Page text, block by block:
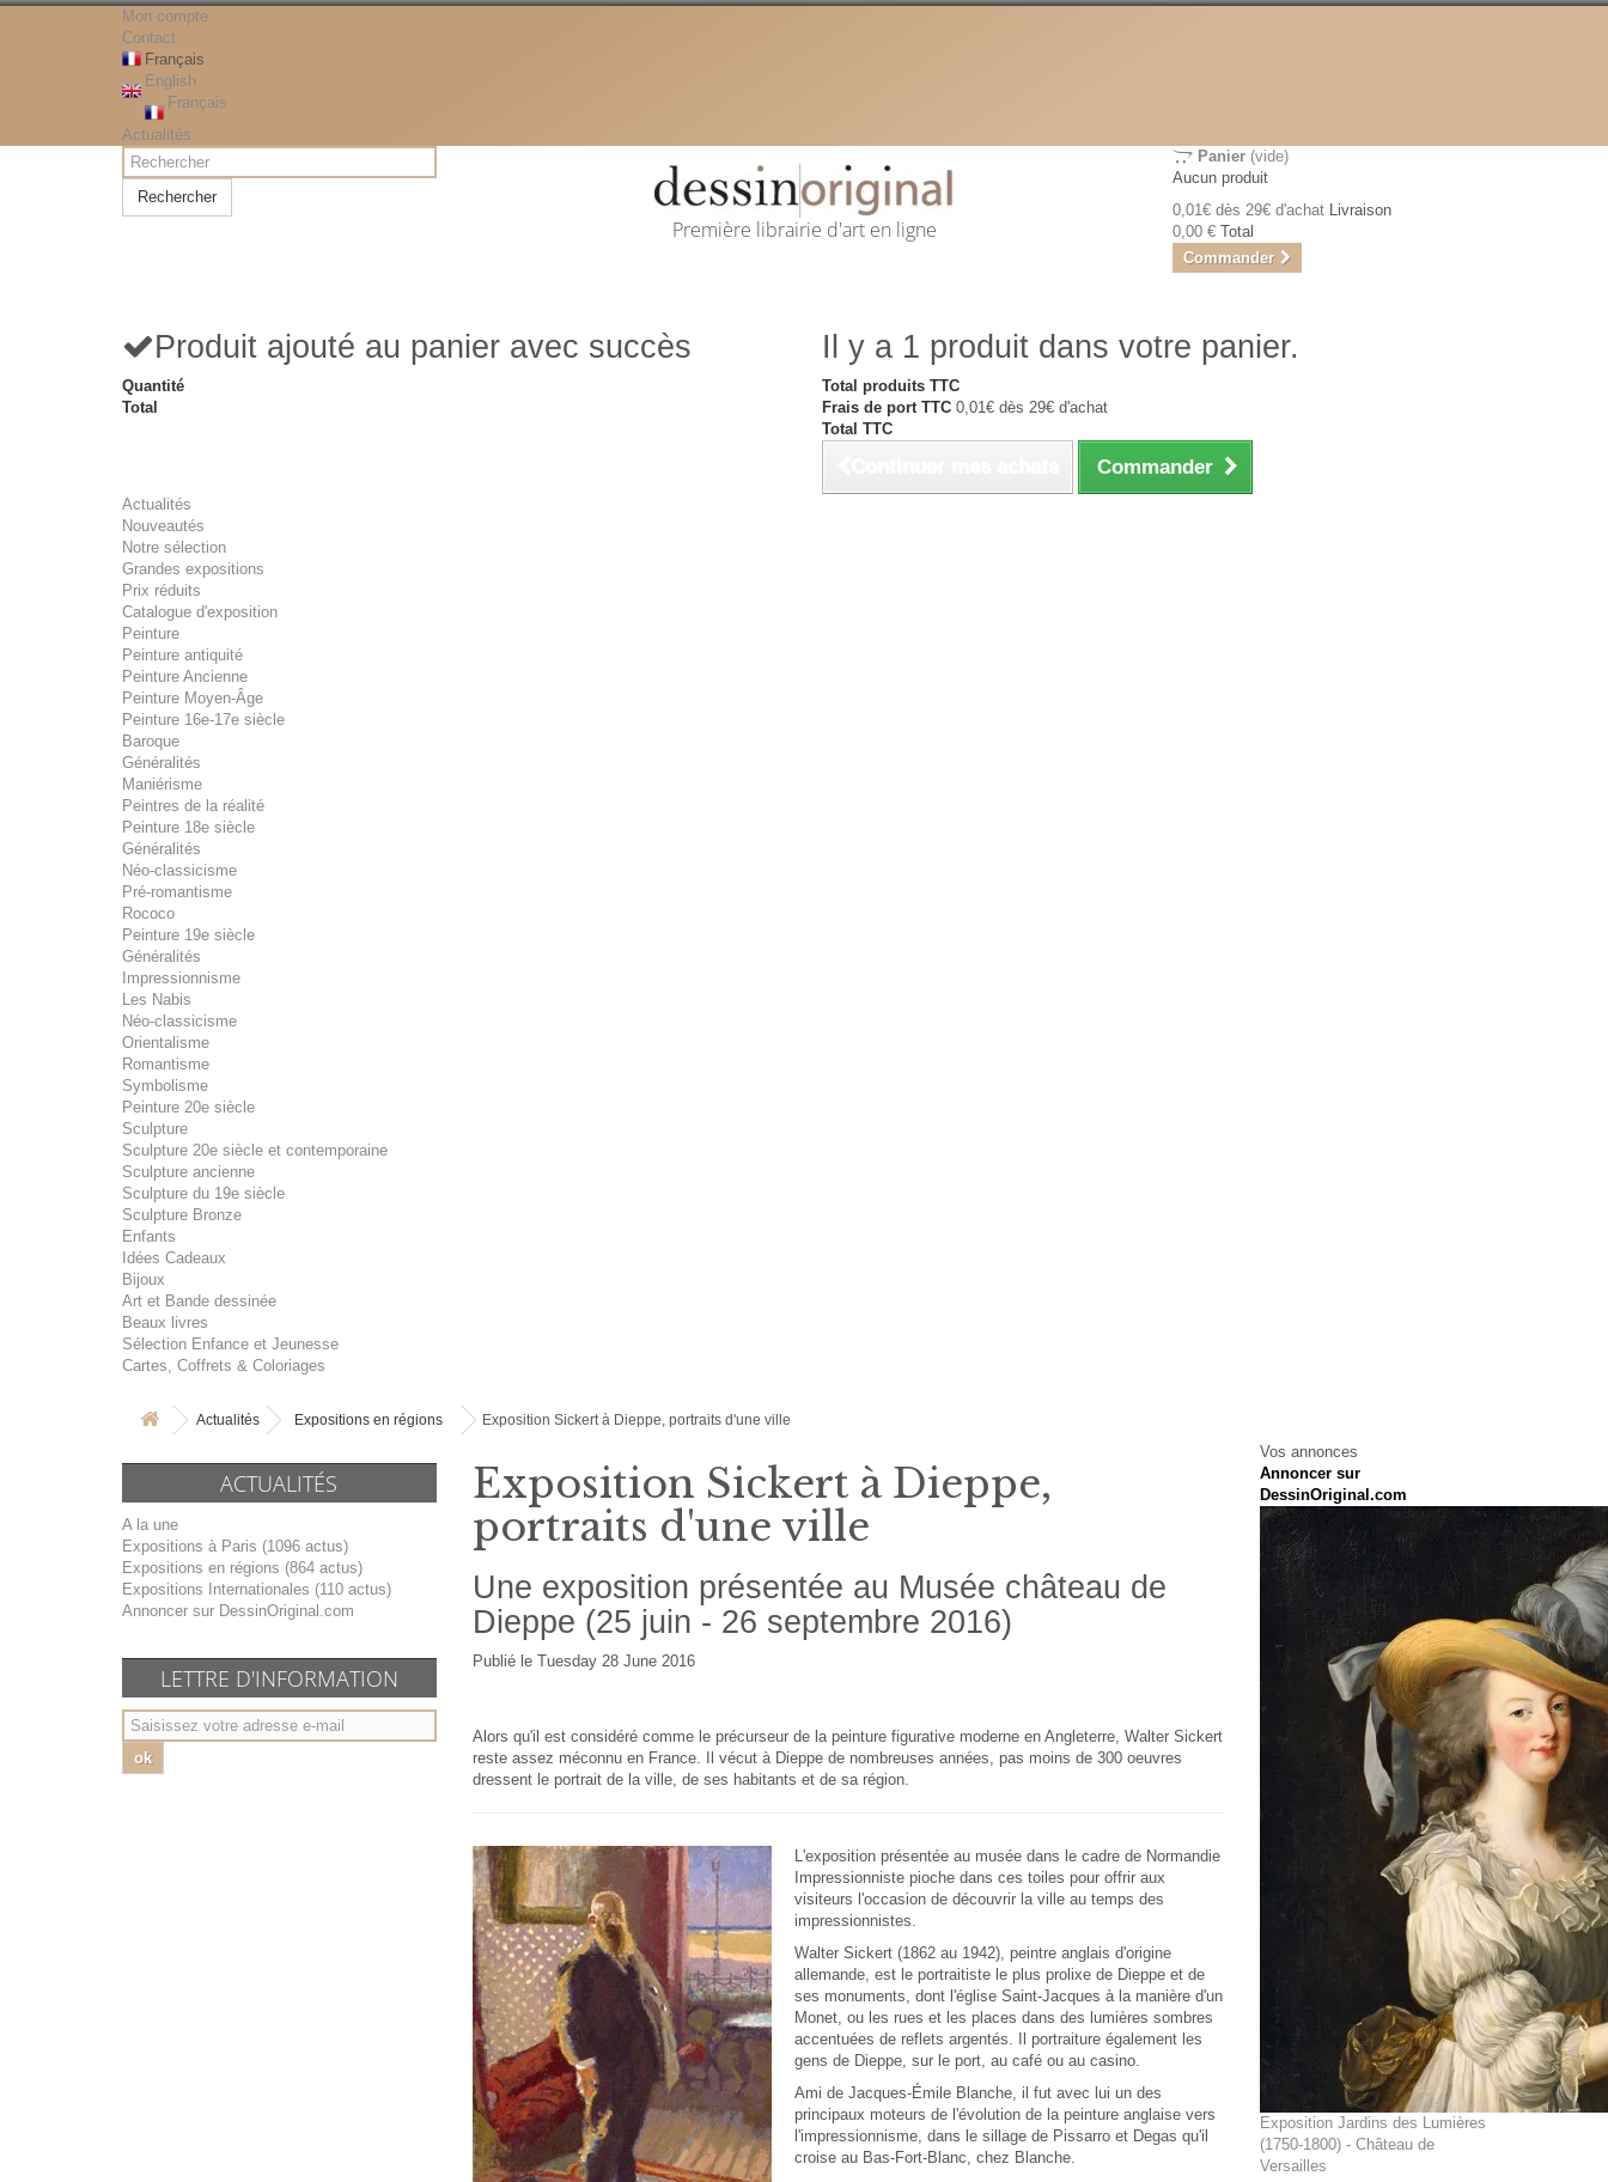
Mon compte
Contact
Français
English
Français
Actualités
Rechercher
Première librairie d'art en ligne
Panier (vide)
Aucun produit
0,01€ dès 29€ d'achat Livraison
0,00 € Total
Commander
Produit ajouté au panier avec succès
Quantité
Total
Il y a 1 produit dans votre panier.
Total produits TTC
Frais de port TTC 0,01€ dès 29€ d'achat
Total TTC
Commander
Actualités
Nouveautés
Notre sélection
Grandes expositions
Prix réduits
Catalogue d'exposition
Peinture
Peinture antiquité
Peinture Ancienne
Peinture Moyen-Âge
Peinture 16e-17e siècle
Baroque
Généralités
Maniérisme
Peintres de la réalité
Peinture 18e siècle
Généralités
Néo-classicisme
Pré-romantisme
Rococo
Peinture 19e siècle
Généralités
Impressionnisme
Les Nabis
Néo-classicisme
Orientalisme
Romantisme
Symbolisme
Peinture 20e siècle
Sculpture
Sculpture 20e siècle et contemporaine
Sculpture ancienne
Sculpture du 19e siècle
Sculpture Bronze
Enfants
Idées Cadeaux
Bijoux
Art et Bande dessinée
Beaux livres
Sélection Enfance et Jeunesse
Cartes, Coffrets & Coloriages
Actualités Expositions en régions Exposition Sickert à Dieppe, portraits d'une ville
ACTUALITÉS
A la une
Expositions à Paris (1096 actus)
Expositions en régions (864 actus)
Expositions Internationales (110 actus)
Annoncer sur DessinOriginal.com
LETTRE D'INFORMATION
ok
Exposition Sickert à Dieppe,
portraits d'une ville
Une exposition présentée au Musée château de
Dieppe (25 juin - 26 septembre 2016)
Publié le Tuesday 28 June 2016
Alors qu'il est considéré comme le précurseur de la peinture figurative moderne en Angleterre, Walter Sickert
reste assez méconnu en France. Il vécut à Dieppe de nombreuses années, pas moins de 300 oeuvres
dressent le portrait de la ville, de ses habitants et de sa région.
L'exposition présentée au musée dans le cadre de Normandie
Impressionniste pioche dans ces toiles pour offrir aux
visiteurs l'occasion de découvrir la ville au temps des
impressionnistes.
Walter Sickert (1862 au 1942), peintre anglais d'origine
allemande, est le portraitiste le plus prolixe de Dieppe et de
ses monuments, dont l'église Saint-Jacques à la manière d'un
Monet, ou les rues et les places dans des lumières sombres
accentuées de reflets argentés. Il portraiture également les
gens de Dieppe, sur le port, au café ou au casino.
Ami de Jacques-Émile Blanche, il fut avec lui un des
principaux moteurs de l'évolution de la peinture anglaise vers
l'impressionnisme, dans le sillage de Pissarro et Degas qu'il
croise au Bas-Fort-Blanc, chez Blanche.
Vos annonces
Annoncer sur
DessinOriginal.com
Exposition Jardins des Lumières
(1750-1800) - Château de
Versailles